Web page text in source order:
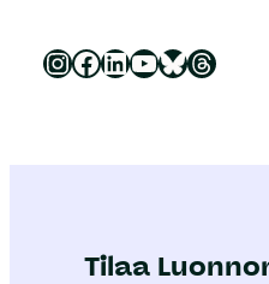
Luonnonsuojeluliitto Instagramissa Luonnonsuojeluliitto Facebookissa Luonnonsuojeluliitto LinkedInissä Luonnonsuojeluliiton YouTube-kanava Luonnonsuojeluliitto Blueskyssa Luonnonsuojeluliitto Threadsissa
Tilaa